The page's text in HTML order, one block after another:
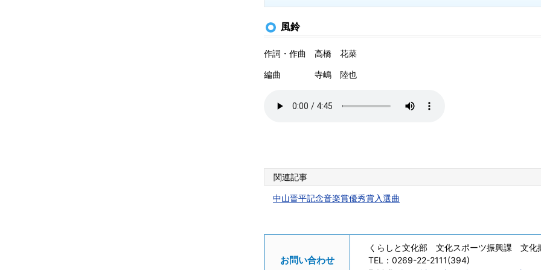
風鈴
作詞・作曲 高橋 花菜
編曲 寺嶋 陸也
関連記事
中山晋平記念音楽賞優秀賞入選曲
お問い合わせ
くらしと文化部 文化スポーツ振興課 文化
TEL：0269-22-2111(394)